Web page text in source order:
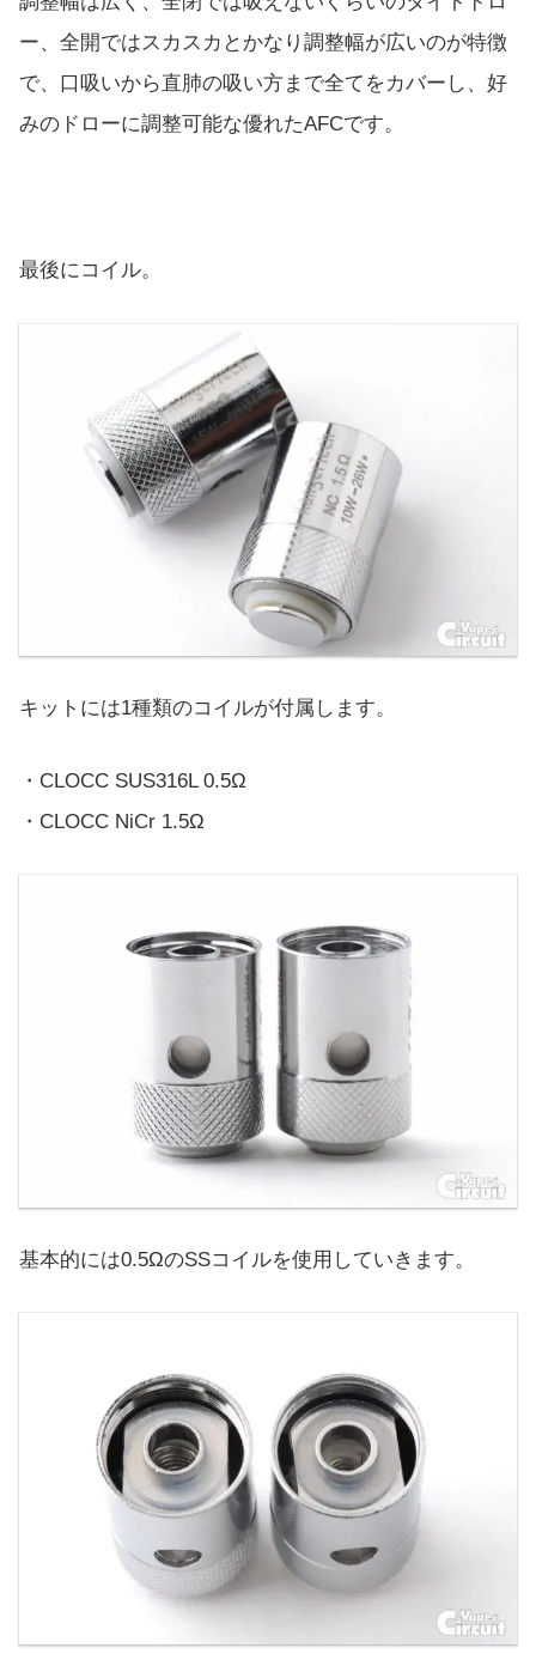
ー、全開ではスカスカとかなり調整幅が広いのが特徴
で、口吸いから直肺の吸い方まで全てをカバーし、好
みのドローに調整可能な優れたAFCです。
最後にコイル。
キットには1種類のコイルが付属します。
・CLOCC SUS316L 0.5Ω
・CLOCC NiCr 1.5Ω
基本的には0.5ΩのSSコイルを使用していきます。